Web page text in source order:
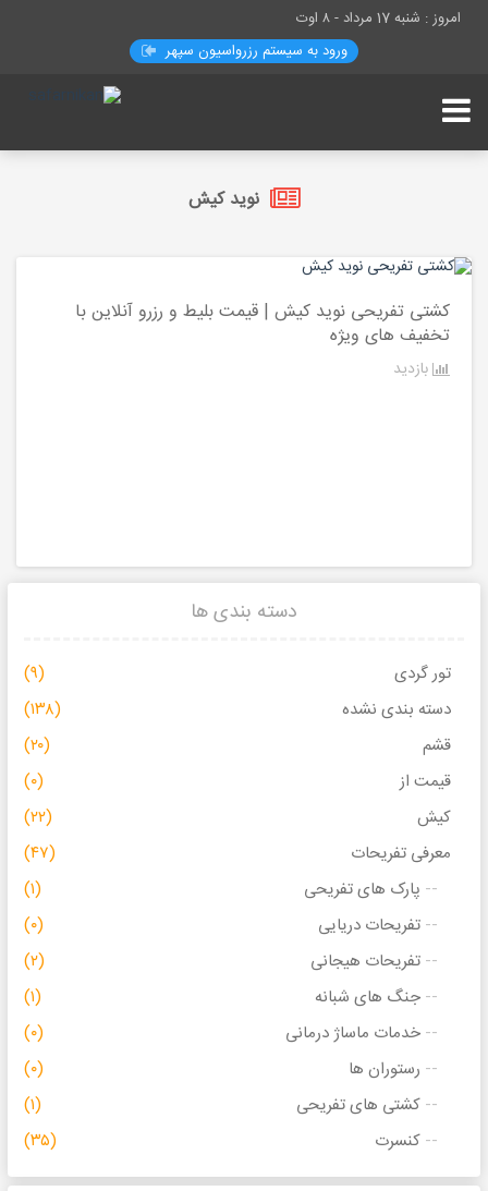
امروز : شنبه 17 مرداد -
۸ اوت
ورود به سیستم رزرواسيون سپهر
نوید کیش
کشتی تفریحی نوید کیش | قیمت بلیط و رزرو آنلاین با
تخفیف های ویژه
بازدید
دسته بندی ها
تور گردی
(۹)
دسته بندی نشده
(۱۳۸)
قشم
(۲۰)
قیمت از
(۰)
کیش
(۲۲)
معرفی تفریحات
(۴۷)
پارک های تفریحی
(۱)
تفریحات دریایی
(۰)
تفریحات هیجانی
(۲)
جنگ های شبانه
(۱)
خدمات ماساژ درمانی
(۰)
رستوران ها
(۰)
کشتی های تفریحی
(۱)
کنسرت
(۳۵)